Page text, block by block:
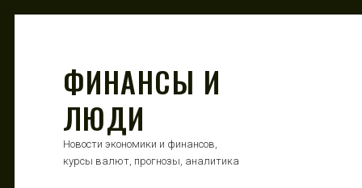
ФИНАНСЫ И
ЛЮДИ
Новости экономики и финансов,
курсы валют, прогнозы, аналитика